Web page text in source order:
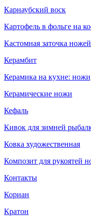
Карнаубский воск
Картофель в фольге на
Кастомная заточка
Керамбит
Керамика на кухне:
Керамические ножи
Кефаль
Кивок для зимней
Ковка художественная
Композит для рукоятей
Контакты
Кориан
Кратон